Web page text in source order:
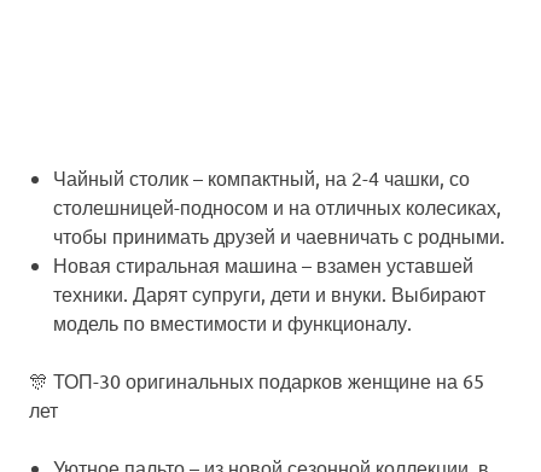
Чайный столик – компактный, на 2-4 чашки, со
столешницей-подносом и на отличных колесиках,
чтобы принимать друзей и чаевничать с родными.
Новая стиральная машина – взамен уставшей
техники. Дарят супруги, дети и внуки. Выбирают
модель по вместимости и функционалу.
🎊 ТОП-30 оригинальных подарков женщине на 65
лет
Уютное пальто – из новой сезонной коллекции, в